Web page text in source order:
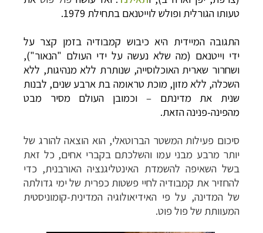
טעותו הגורלית ופולש לוייטנאם בתחילת 1979.
התגובה המיידית היא כיבוש קמבודיה בזמן קצר על
ידי וייטנאם (מה שלא נעשה על ידי העולם "הנאור"),
ושחרור שארית האוכלוסייה, שנותרת ללא מנהיגות, ללא
השכלה, ללא מזון, מוכת טראומה בת ארבע שנים, לבנות
שנית את מדינתם– וכמובן העולם מסיר מבט
מהפינה-פנינה הזאת.
סיכום פעילות המשטר הברוטאלי, הוא הוצאה להורג של
יותר מרבע מבני עמו והשלכתם בקברי אחים, כל זאת
בשל השאיפה להשמדת האינטליגנציה האורבנית, כדי
להחזיר את קמבודיה לחיי פשטות כפרית של ימי גדולתה
של המדינה, על פי האידיאולוגיה המדינית-קומוניסטית
המעוותת של פול פוט.